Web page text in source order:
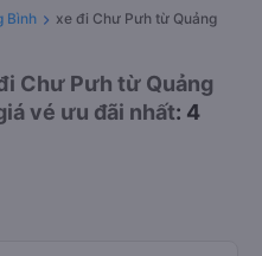
Bình
xe đi Chư Pưh từ Quảng
Chư Pưh từ Quảng
vé ưu đãi nhất: 4